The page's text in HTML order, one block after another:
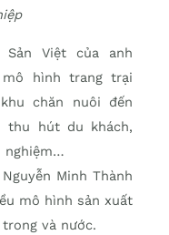
Việt của anh
hình trang trại
chăn nuôi đến
thu hút du khách,
nghiệm…
Minh Thành
mô hình sản xuất
và nước.